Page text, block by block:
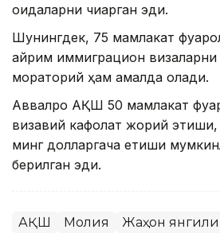
қоидаларни чиқарган эди.
Шунингдек, 75 мамлакат
айрим иммиграцион визаларни
мораторий ҳам амалда қолади.
Аввалроқ АҚШ 50 мамлакат
визавий кафолат жорий этиши,
минг долларгача етиши
берилган эди.
АҚШ Молия Жаҳон